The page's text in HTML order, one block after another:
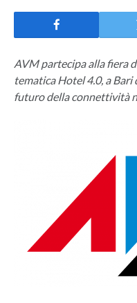
AVM partecipa alla fiera
tematica Hotel 4.0, a
futuro della connettività